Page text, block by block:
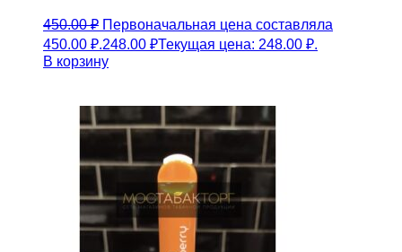
450.00₽ Первоначальная цена составляла
450.00 ₽.248.00 ₽Текущая цена: 248.00 ₽.
В корзину